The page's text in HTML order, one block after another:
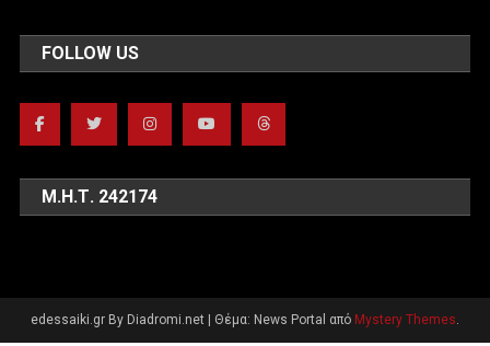
FOLLOW US
Μ.Η.Τ. 242174
edessaiki.gr By Diadromi.net Θέμα: News Portal από Mystery Themes.